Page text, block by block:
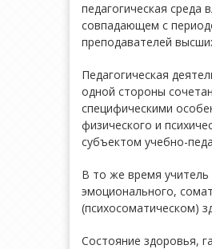
педагогическая среда
совпадающем с
преподавателей
Педагогическая
одной стороны
специфическими
физического и
субъектом учебно-
В то же время учитель
эмоционального,
(психосоматическом)
Состояние здоровья,